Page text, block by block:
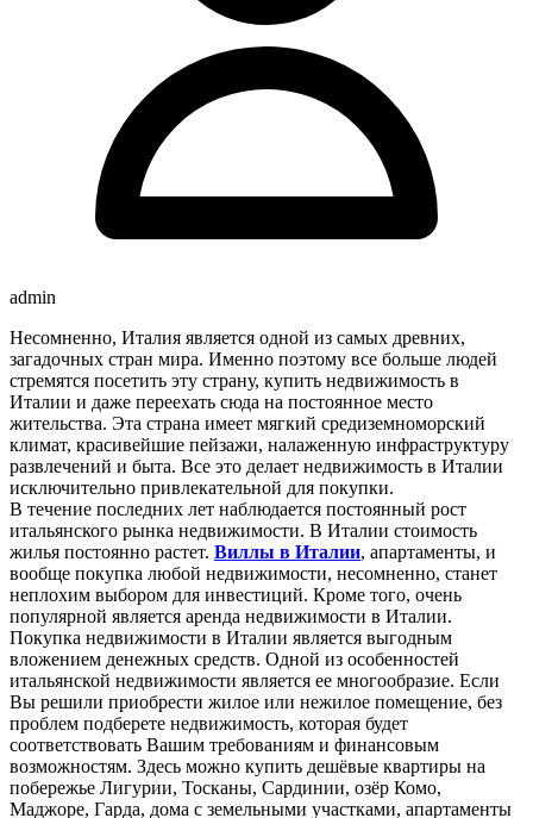
admin
Несомненно, Италия является одной из самых древних,
загадочных стран мира. Именно поэтому все больше людей
стремятся посетить эту страну, купить недвижимость в
Италии и даже переехать сюда на постоянное место
жительства. Эта страна имеет мягкий средиземноморский
климат, красивейшие пейзажи, налаженную инфраструктуру
развлечений и быта. Все это делает недвижимость в Италии
исключительно привлекательной для покупки.
В течение последних лет наблюдается постоянный рост
итальянского рынка недвижимости. В Италии стоимость
жилья постоянно растет. Виллы в Италии, апартаменты, и
вообще покупка любой недвижимости, несомненно, станет
неплохим выбором для инвестиций. Кроме того, очень
популярной является аренда недвижимости в Италии.
Покупка недвижимости в Италии является выгодным
вложением денежных средств. Одной из особенностей
итальянской недвижимости является ее многообразие. Если
Вы решили приобрести жилое или нежилое помещение, без
проблем подберете недвижимость, которая будет
соответствовать Вашим требованиям и финансовым
возможностям. Здесь можно купить дешёвые квартиры на
побережье Лигурии, Тосканы, Сардинии, озёр Комо,
Маджоре, Гарда, дома с земельными участками, апартаменты